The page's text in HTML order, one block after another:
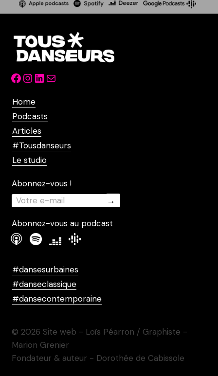
Facebook
Instagram
LinkedIn
Mail
Home
Podcasts
Articles
#Tousdanseurs
Le studio
Abonnez-vous !
Abonnez-vous au podcast
#dansesurbaines
#danseclassique
#dansecontemporaine
© 2026 Site web - Loïs Péarron / Graphiste -
Marion Grenier
Fondateur & auteur - Dorothée de Cabissole